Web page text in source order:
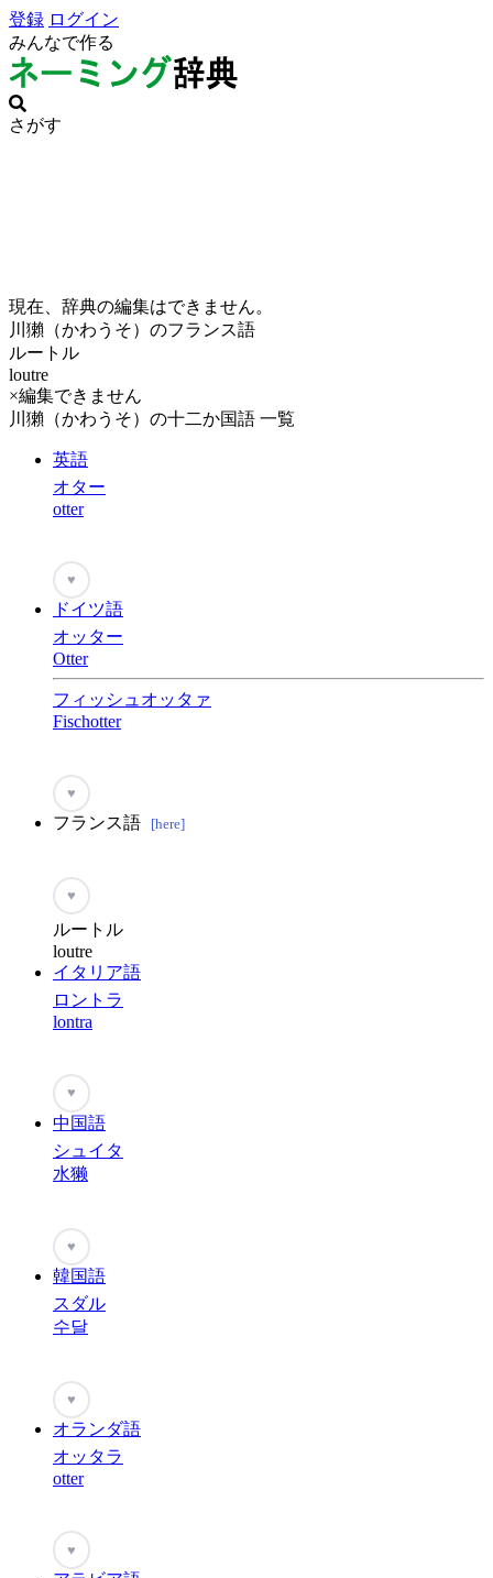
登録 ログイン
みんなで作る
さがす
現在、辞典の編集はできません。
川獺（かわうそ）のフランス語
ルートル
loutre
×編集できません
川獺（かわうそ）の十二か国語 一覧
英語
オター
otter
♥
ドイツ語
オッター
Otter
フィッシュオッタァ
Fischotter
♥
フランス語 [here]
♥
ルートル
loutre
イタリア語
ロントラ
lontra
♥
中国語
シュイタ
水獭
♥
韓国語
スダル
수달
♥
オランダ語
オッタラ
otter
♥